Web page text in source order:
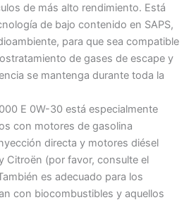
de más alto rendimiento. Está
de bajo contenido en SAPS,
para que sea compatible
de gases de escape y
se mantenga durante toda la
E 0W-30 está especialmente
con motores de gasolina
directa y motores diésel
Citroën (por favor, consulte el
es adecuado para los
con biocombustibles y aquellos